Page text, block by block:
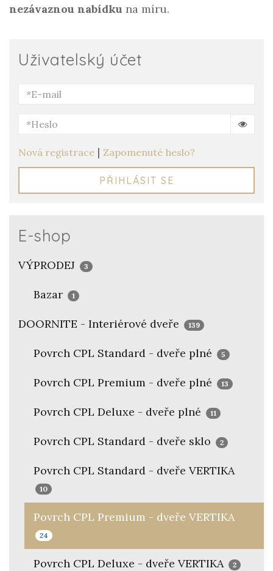
Uživatelský účet
Nová registrace | Zapomenuté heslo?
PŘIHLÁSIT SE
E-shop
VÝPRODEJ 3
Bazar 1
DOORNITE - Interiérové dveře 139
Povrch CPL Standard - dveře plné 5
Povrch CPL Premium - dveře plné 13
Povrch CPL Deluxe - dveře plné 11
Povrch CPL Standard - dveře sklo 2
Povrch CPL Standard - dveře VERTIKA
10
Povrch CPL Premium - dveře VERTIKA
24
Povrch CPL Deluxe - dveře VERTIKA 2
nezávaznou nabídku na míru.